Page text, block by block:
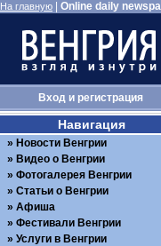
На главную Online daily
Входи регистрация
Навигация
Новости Венгрии
Видео о Венгрии
Фотогалерея Венгрии
Статьи о Венгрии
Афиша
Фестивали Венгрии
Услуги в Венгрии